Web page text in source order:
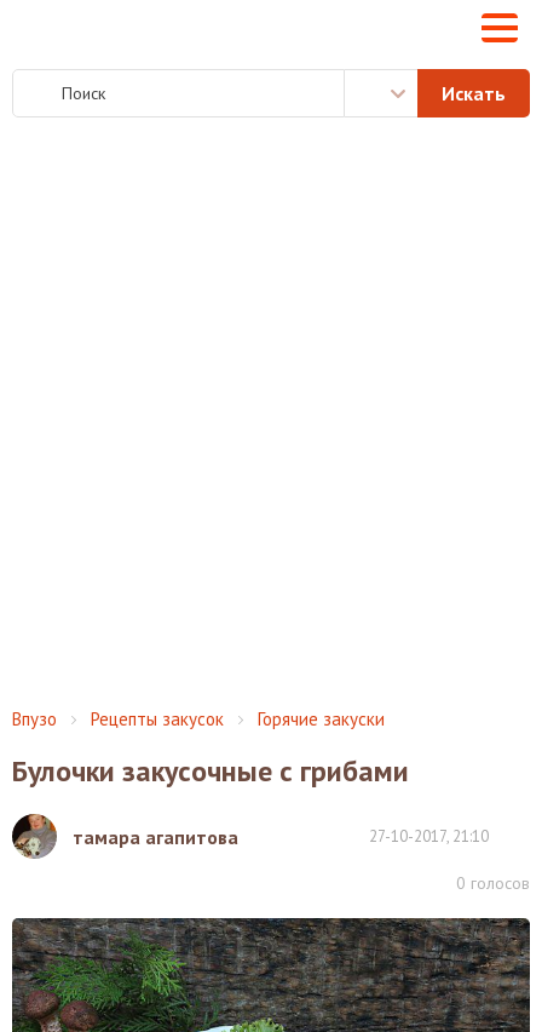
Впузо Рецепты закусок Горячие закуски
Булочки закусочные с грибами
тамара агапитова 27-10-2017, 21:10
0 голосов